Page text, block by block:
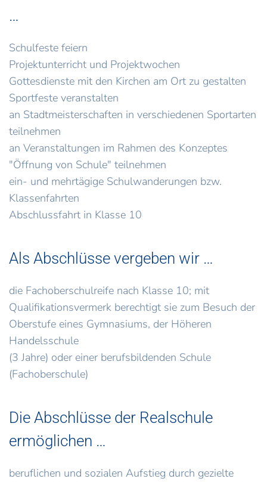
…
Schulfeste feiern
Projektunterricht und Projektwochen
Gottesdienste mit den Kirchen am Ort zu gestalten
Sportfeste veranstalten
an Stadtmeisterschaften in verschiedenen Sportarten
teilnehmen
an Veranstaltungen im Rahmen des Konzeptes
"Öffnung von Schule" teilnehmen
ein- und mehrtägige Schulwanderungen bzw.
Klassenfahrten
Abschlussfahrt in Klasse 10
Als Abschlüsse vergeben wir …
die Fachoberschulreife nach Klasse 10; mit
Qualifikationsvermerk berechtigt sie zum Besuch der
Oberstufe eines Gymnasiums, der Höheren
Handelsschule
(3 Jahre) oder einer berufsbildenden Schule
(Fachoberschule)
Die Abschlüsse der Realschule
ermöglichen …
beruflichen und sozialen Aufstieg durch gezielte